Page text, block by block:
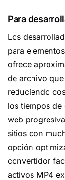
Para
Los
para
ofrece
de archivo
reduciendo
los tiempos de
web
sitios con
opción
convertidor
activos MP4